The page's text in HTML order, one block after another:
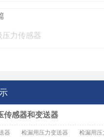
压力传感器
传感器和变送器
器 检漏用压力变送器 检漏用压